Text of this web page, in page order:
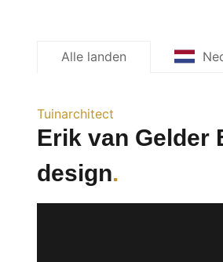
Alle landen
Tuinarchitect
Erik van Gelder
design